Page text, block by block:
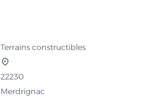
Terrains constructibles
22230
Merdrignac